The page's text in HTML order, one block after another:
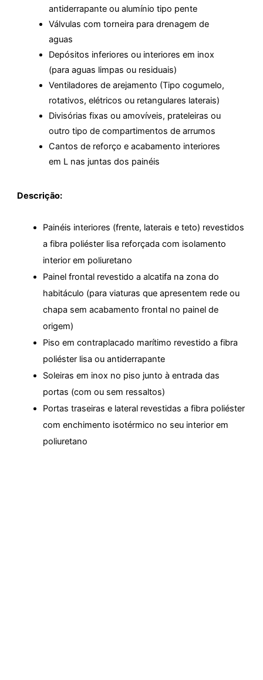
Descrição:
Painéis interiores (frente, laterais e teto) revestidos
a fibra poliéster lisa reforçada com isolamento
interior em poliuretano
Painel frontal revestido a alcatifa na zona do
habitáculo (para viaturas que apresentem rede ou
chapa sem acabamento frontal no painel de
origem)
Piso em contraplacado marítimo revestido a fibra
poliéster lisa ou antiderrapante
Soleiras em inox no piso junto à entrada das
portas (com ou sem ressaltos)
Portas traseiras e lateral revestidas a fibra poliéster
com enchimento isotérmico no seu interior em
poliuretano
antiderrapante ou alumínio tipo pente
Válvulas com torneira para drenagem de
aguas
Depósitos inferiores ou interiores em inox
(para aguas limpas ou residuais)
Ventiladores de arejamento (Tipo cogumelo,
rotativos, elétricos ou retangulares laterais)
Divisórias fixas ou amovíveis, prateleiras ou
outro tipo de compartimentos de arrumos
Cantos de reforço e acabamento interiores
em L nas juntas dos painéis